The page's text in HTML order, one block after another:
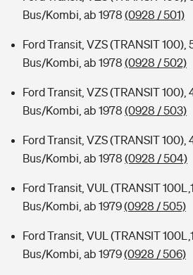
Bus/Kombi, ab 1978 (0928 / 501)
Ford Transit, VZS (TRANSIT 100),
Bus/Kombi, ab 1978 (0928 / 502)
Ford Transit, VZS (TRANSIT 100),
Bus/Kombi, ab 1978 (0928 / 503)
Ford Transit, VZS (TRANSIT 100),
Bus/Kombi, ab 1978 (0928 / 504)
Ford Transit, VUL (TRANSIT
Bus/Kombi, ab 1979(0928 / 505)
Ford Transit, VUL (TRANSIT
Bus/Kombi, ab 1979(0928 / 506)